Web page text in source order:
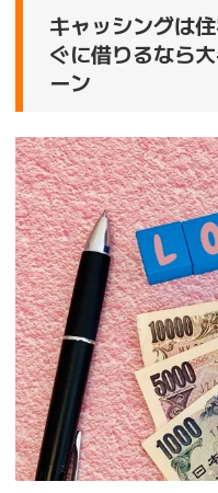
キャッシングは
ぐに借りるなら
ーン